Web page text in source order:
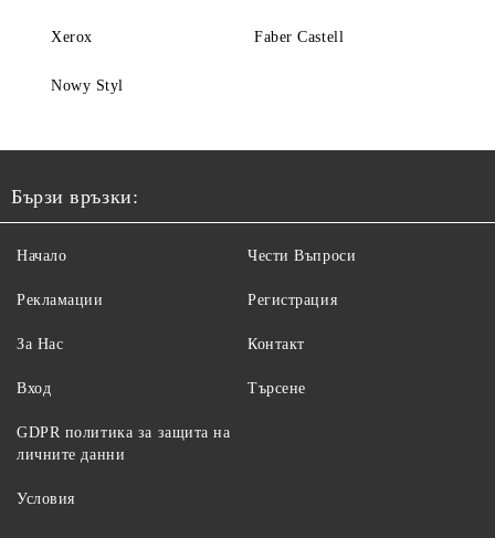
Xerox Faber Castell
Nowy Styl
Бързи връзки:
Начало
Рекламации
За Нас
Вход
Чести Въпроси
Регистрация
Контакт
Търсене
GDPR политика за защита на
личните данни
Условия